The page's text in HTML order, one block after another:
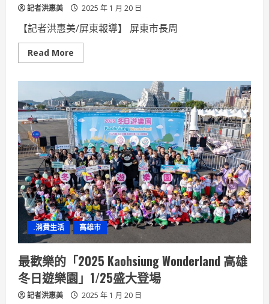
記者洪惠美 2025 年 1 月 20 日
【記者洪惠美/屏東報導】 屏東市長周
Read More
more
市
長
周
佳
琪
致
贈
慰
問
金
感
謝
警
消
人
員
春
節
值
勤
辛
勞
.消費生活 高雄市
最歡樂的「2025 Kaohsiung Wonderland 高雄
冬日遊樂園」1/25盛大登場
記者洪惠美 2025 年 1 月 20 日